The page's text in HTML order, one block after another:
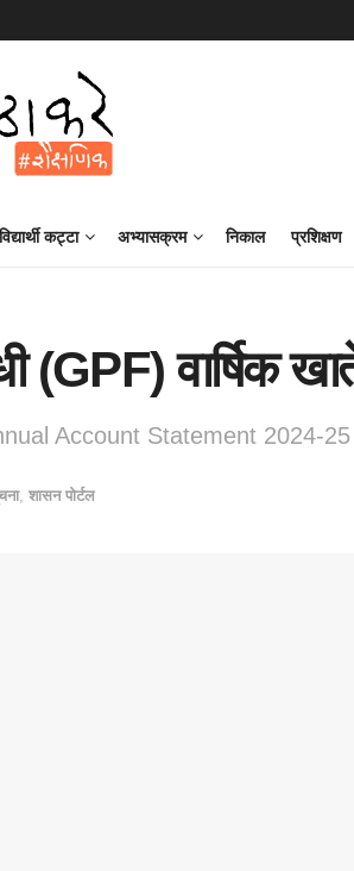
विद्यार्थी कट्टा अभ्यासक्रम निकाल प्रशिक्षण
(GPF)
Account Statement 2024-
, शासन पोर्टल